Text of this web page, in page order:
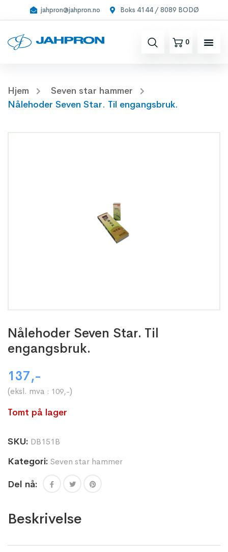
jahpron@jahpron.no Boks 4144 / 8089 BODØ
0
Hjem
Seven star hammer
Nålehoder Seven Star. Til engangsbruk.
Nålehoder Seven Star. Til
engangsbruk.
137,-
(eksl. mva : 109,-)
Tomt på lager
SKU: DB151B
Kategori: Seven star hammer
Del nå:
Beskrivelse